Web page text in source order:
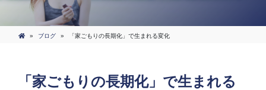
» ブログ » 「家ごもりの長期化」で生まれる変化
「家ごもりの長期化」で生まれる